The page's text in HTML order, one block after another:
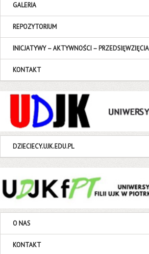
GALERIA
REPOZYTORIUM
INICJATYWY – AKTYWNOŚCI –
KONTAKT
DZIECIECY.UJK.EDU.PL
O NAS
KONTAKT